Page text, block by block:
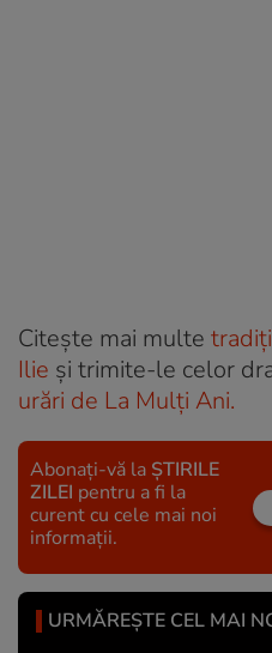
Citește mai multe
Ilie și trimite-le celor
urări de La Mulți Ani.
Abonați-vă la ȘTIRILE
ZILEI pentru a fi la
curent cu cele mai noi
informații.
URMĂREȘTE CEL MAI